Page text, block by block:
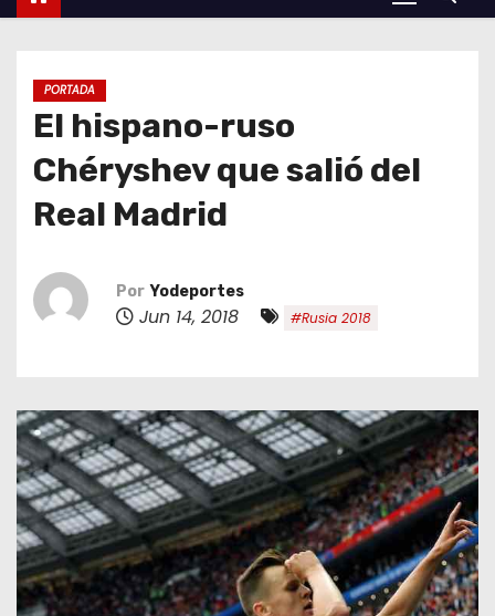
PORTADA
El hispano-ruso
Chéryshev que salió del
Real Madrid
Por Yodeportes
Jun 14, 2018 #Rusia 2018